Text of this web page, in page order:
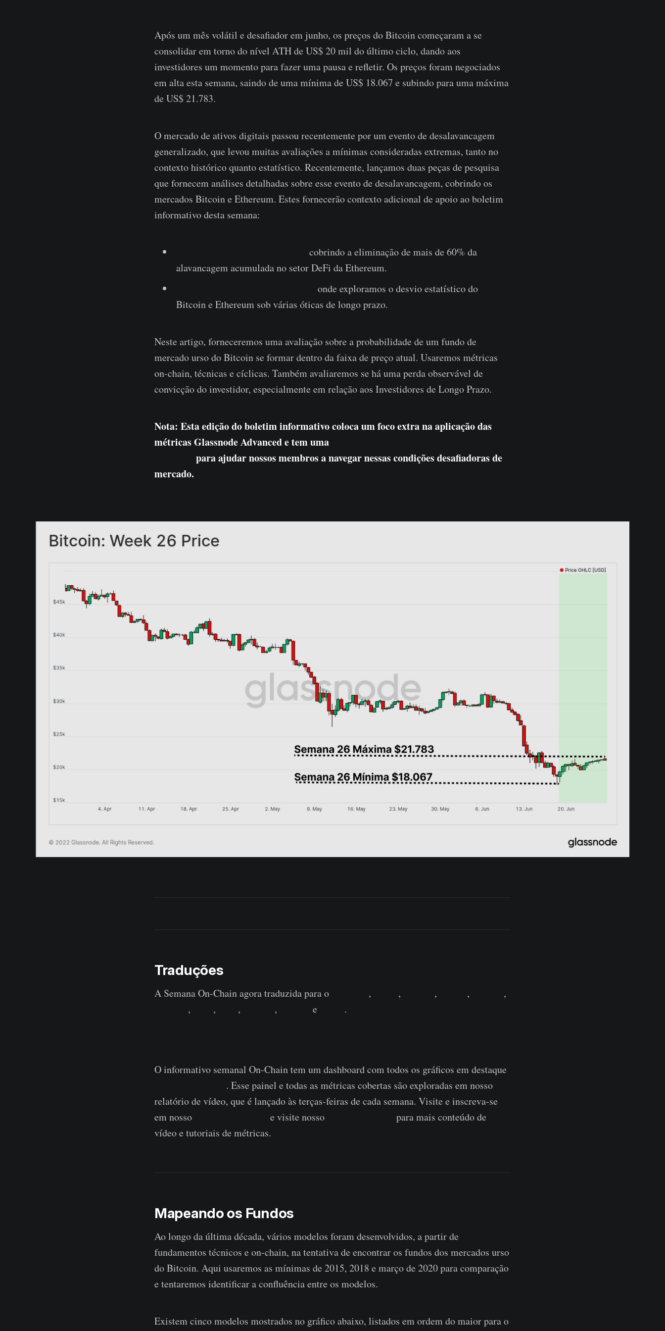
Após um mês volátil e desafiador em junho, os preços do Bitcoin começaram a se
consolidar em torno do nível ATH de US$ 20 mil do último ciclo, dando aos
investidores um momento para fazer uma pausa e refletir. Os preços foram negociados
em alta esta semana, saindo de uma mínima de US$ 18.067 e subindo para uma máxima
de US$ 21.783.
O mercado de ativos digitais passou recentemente por um evento de desalavancagem
generalizado, que levou muitas avaliações a mínimas consideradas extremas, tanto no
contexto histórico quanto estatístico. Recentemente, lançamos duas peças de pesquisa
que fornecem análises detalhadas sobre esse evento de desalavancagem, cobrindo os
mercados Bitcoin e Ethereum. Estes fornecerão contexto adicional de apoio ao boletim
informativo desta semana:
cobrindo a eliminação de mais de 60% da
alavancagem acumulada no setor DeFi da Ethereum.
onde exploramos o desvio estatístico do
Bitcoin e Ethereum sob várias óticas de longo prazo.
Neste artigo, forneceremos uma avaliação sobre a probabilidade de um fundo de
mercado urso do Bitcoin se formar dentro da faixa de preço atual. Usaremos métricas
on-chain, técnicas e cíclicas. Também avaliaremos se há uma perda observável de
convicção do investidor, especialmente em relação aos Investidores de Longo Prazo.
Nota: Esta edição do boletim informativo coloca um foco extra na aplicação das
métricas Glassnode Advanced e tem uma
para ajudar nossos membros a navegar nessas condições desafiadoras de
mercado.
Traduções
A Semana On-Chain agora traduzida para o , , , ,
,
, , , , e .
O informativo semanal On-Chain tem um dashboard com todos os gráficos em destaque
. Esse painel e todas as métricas cobertas são exploradas em nosso
relatório de vídeo, que é lançado às terças-feiras de cada semana. Visite e inscreva-se
em nosso
e visite nosso
para mais conteúdo de
vídeo e tutoriais de métricas.
Mapeando os Fundos
Ao longo da última década, vários modelos foram desenvolvidos, a partir de
fundamentos técnicos e on-chain, na tentativa de encontrar os fundos dos mercados urso
do Bitcoin. Aqui usaremos as mínimas de 2015, 2018 e março de 2020 para comparação
e tentaremos identificar a confluência entre os modelos.
Existem cinco modelos mostrados no gráfico abaixo, listados em ordem do maior para o